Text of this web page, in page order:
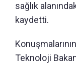
sağlık
kaydetti.
Teknoloji